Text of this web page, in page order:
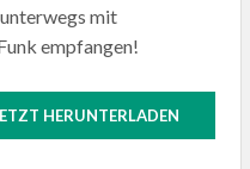
mit
empfangen!
HERUNTERLADEN